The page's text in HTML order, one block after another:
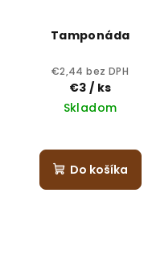
Tamponáda
€2,44 bez DPH
€3 / ks
Skladom
Do košíka